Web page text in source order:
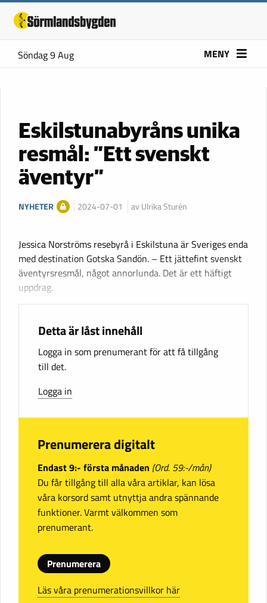
Söndag 9 Aug MENY
Eskilstunabyråns unika
resmål: ”Ett svenskt
äventyr”
NYHETER 2024-07-01 av Ulrika Sturén
Jessica Norströms resebyrå i Eskilstuna är Sveriges enda
med destination Gotska Sandön. – Ett jättefint svenskt
äventyrsresmål, något annorlunda. Det är ett häftigt
uppdrag.
Detta är låst innehåll
Logga in som prenumerant för att få tillgång
till det.
Logga in
Prenumerera digitalt
Endast 9:- första månaden (Ord. 59:-/mån)
Du får tillgång till alla våra artiklar, kan lösa
våra korsord samt utnyttja andra spännande
funktioner. Varmt välkommen som
prenumerant.
Prenumerera
Läs våra prenumerationsvillkor här